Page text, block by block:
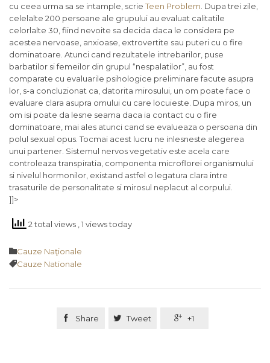
cu ceea urma sa se intample, scrieTeen Problem . Dupa trei zile,
celelalte 200 persoane ale grupului au evaluat calitatile
celorlalte 30, fiind nevoite sa decida daca le considera pe
acestea nervoase, anxioase, extrovertite sau puteri cu o fire
dominatoare. Atunci cand rezultatele intrebarilor, puse
barbatilor si femeilor din grupul “nespalatilor”, au fost
comparate cu evaluarile psihologice preliminare facute asupra
lor, s-a concluzionat ca, datorita mirosului, un om poate face o
evaluare clara asupra omului cu care locuieste. Dupa miros, un
om isi poate da lesne seama daca ia contact cu o fire
dominatoare, mai ales atunci cand se evalueaza o persoana din
polul sexual opus. Tocmai acest lucru ne inlesneste alegerea
unui partener. Sistemul nervos vegetativ este acela care
controleaza transpiratia, componenta microflorei organismului
si nivelul hormonilor, existand astfel o legatura clara intre
trasaturile de personalitate si mirosul neplacut al corpului.
]]>
2 total views , 1 views today
Category
Cauze Naţionale
Tags
Cauze Nationale
 Share  Tweet  +1